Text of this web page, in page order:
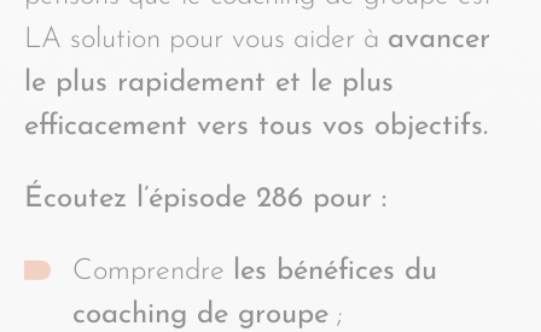
LA solution pour vous aider à avancer
le plus rapidement et le plus
efficacement vers tous vos objectifs.
Écoutez l’épisode 286 pour :
Comprendre les bénéfices du
coaching de groupe ;